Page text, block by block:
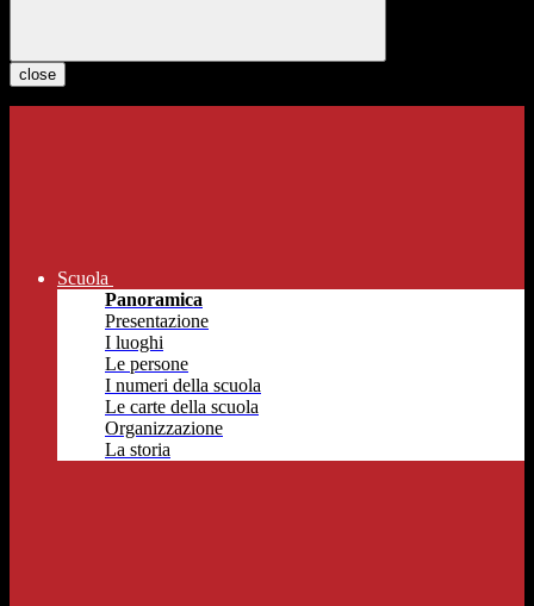
close
Scuola
Panoramica
Presentazione
I luoghi
Le persone
I numeri della scuola
Le carte della scuola
Organizzazione
La storia